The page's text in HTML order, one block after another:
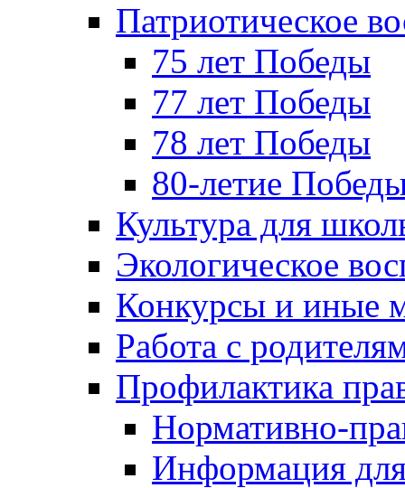
Патриотическое
75 лет Победы
77 лет Победы
78 лет Победы
80-летие
Культура для
Экологическое
Конкурсы и иные
Работа с
Профилактика
Нормативно-
Информация для